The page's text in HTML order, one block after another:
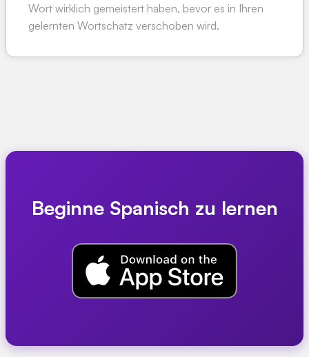
Wort wirklich gemeistert haben, bevor es in Ihren
gelernten Wortschatz verschoben wird.
Beginne Spanisch zu lernen